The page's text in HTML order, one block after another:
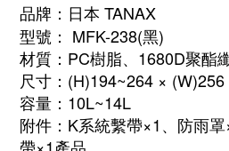
品牌：日本 TANAX
型號： MFK-238(黑)
材質：PC樹脂、1680D聚酯
尺寸：(H)194~264 ×
容量：10L~14L
附件：K系統繫帶×1、防雨